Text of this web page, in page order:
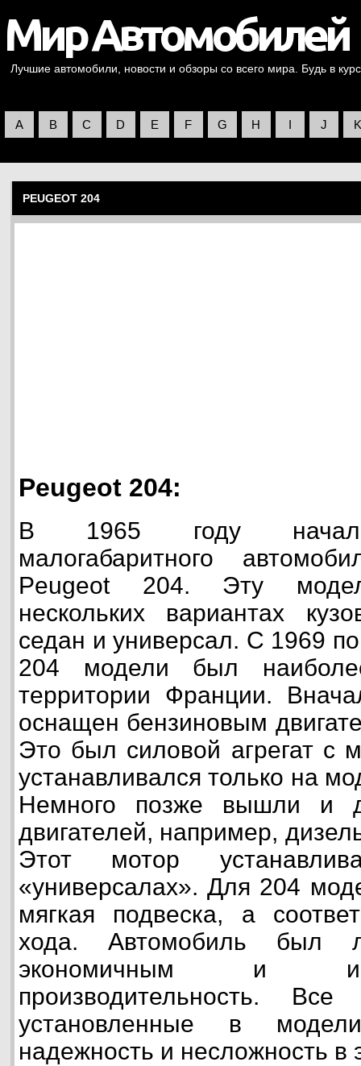
Лучшие автомобили, новости и обзоры со всего мира. Будь в
A B C D E F G H I J K
PEUGEOT 204
Peugeot 204:
В 1965 году
малогабаритного
Peugeot 204. Эту
нескольких вариантах
седан и универсал. С 1969
204 модели был
территории Франции.
оснащен бензиновым
Это был силовой агрегат с
устанавливался только на
Немного позже вышли и
двигателей, например,
Этот мотор
«универсалах». Для 204
мягкая подвеска, а
хода. Автомобиль был
экономичным и
производительность.
установленные в
надежность и несложность в